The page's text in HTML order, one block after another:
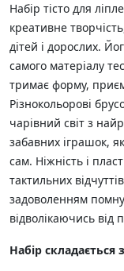
Набір тісто для
креативне
дітей і дорослих.
самого матеріалу
тримає форму,
Різнокольорові
чарівний світ з
забавних іграшок,
сам. Ніжність і
тактильних
задоволенням
відволікаючись від
Набір складається